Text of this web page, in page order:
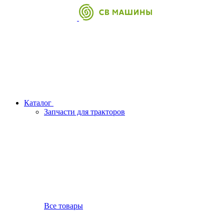
Каталог
Запчасти для тракторов
Все товары